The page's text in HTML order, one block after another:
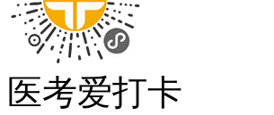
医考爱打卡